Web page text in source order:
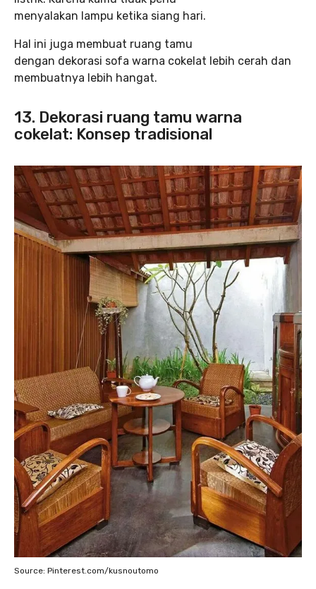
menyalakan lampu ketika siang hari.
Hal ini juga membuat ruang tamu
dengan dekorasi sofa warna cokelat lebih cerah dan
membuatnya lebih hangat.
13. Dekorasi ruang tamu warna
cokelat: Konsep tradisional
Source: Pinterest.com/kusnoutomo